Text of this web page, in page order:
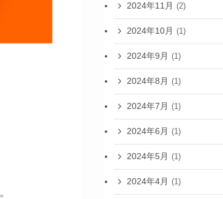
。
2024年11月 (2)
2024年10月 (1)
2024年9月 (1)
2024年8月 (1)
2024年7月 (1)
2024年6月 (1)
2024年5月 (1)
2024年4月 (1)